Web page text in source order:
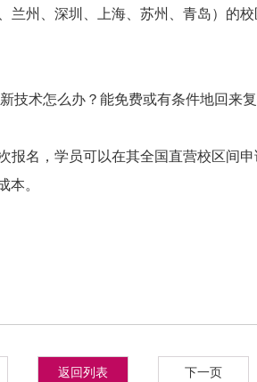
兰州、深圳、上海、苏州、青岛）的
技术怎么办？能免费或有条件地回来复
报名，学员可以在其全国直营校区间
本。
返回列表 下一页